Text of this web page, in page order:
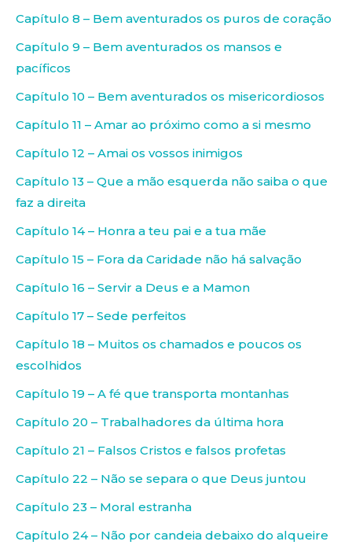
Capítulo 8 – Bem aventurados os puros de coração
Capítulo 9 – Bem aventurados os mansos e
pacíficos
Capítulo 10 – Bem aventurados os misericordiosos
Capítulo 11 – Amar ao próximo como a si mesmo
Capítulo 12 – Amai os vossos inimigos
Capítulo 13 – Que a mão esquerda não saiba o que
faz a direita
Capítulo 14 – Honra a teu pai e a tua mãe
Capítulo 15 – Fora da Caridade não há salvação
Capítulo 16 – Servir a Deus e a Mamon
Capítulo 17 – Sede perfeitos
Capítulo 18 – Muitos os chamados e poucos os
escolhidos
Capítulo 19 – A fé que transporta montanhas
Capítulo 20 – Trabalhadores da última hora
Capítulo 21 – Falsos Cristos e falsos profetas
Capítulo 22 – Não se separa o que Deus juntou
Capítulo 23 – Moral estranha
Capítulo 24 – Não por candeia debaixo do alqueire